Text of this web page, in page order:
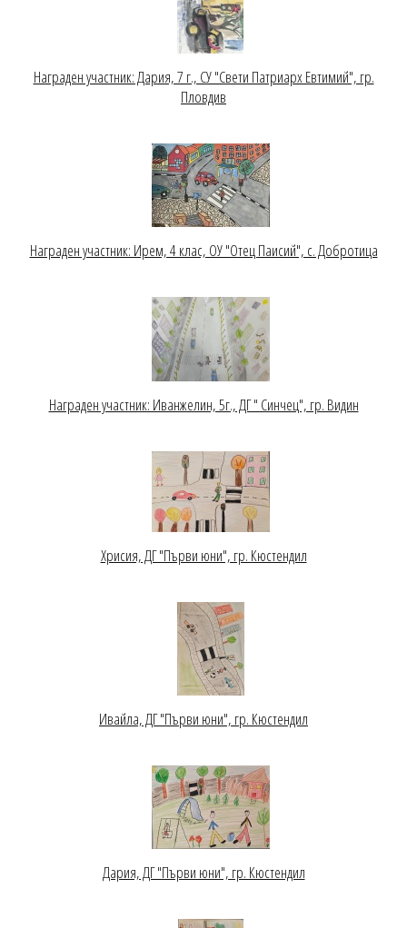
Награден участник: Дария, 7 г., СУ "Свети Патриарх Евтимий", гр.
Пловдив
Награден участник: Ирем, 4 клас, ОУ "Отец Паисий", с. Добротица
Награден участник: Иванжелин, 5г., ДГ " Синчец", гр. Видин
Хрисия, ДГ "Първи юни", гр. Кюстендил
Ивайла, ДГ "Първи юни", гр. Кюстендил
Дария, ДГ "Първи юни", гр. Кюстендил